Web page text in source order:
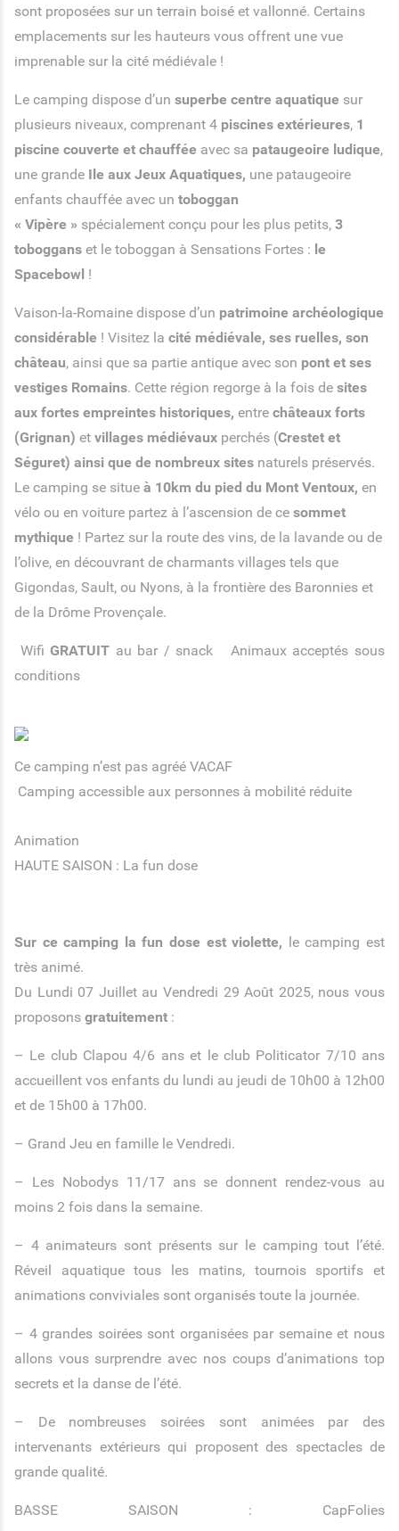
sont proposées sur un terrain boisé et vallonné. Certains
emplacements sur les hauteurs vous offrent une vue
imprenable sur la cité médiévale !
Le camping dispose d’un superbe centre aquatique sur
plusieurs niveaux, comprenant 4 piscines extérieures, 1
piscine couverte et chauffée avec sa pataugeoire ludique,
une grande Ile aux Jeux Aquatiques, une pataugeoire
enfants chauffée avec un toboggan
« Vipère » spécialement conçu pour les plus petits, 3
toboggans et le toboggan à Sensations Fortes : le
Spacebowl !
Vaison-la-Romaine dispose d’un patrimoine archéologique
considérable ! Visitez la cité médiévale, ses ruelles, son
château, ainsi que sa partie antique avec son pont et ses
vestiges Romains. Cette région regorge à la fois de sites
aux fortes empreintes historiques, entre châteaux forts
(Grignan) et villages médiévaux perchés (Crestet et
Séguret) ainsi que de nombreux sites naturels préservés.
Le camping se situe à 10km du pied du Mont Ventoux, en
vélo ou en voiture partez à l’ascension de ce sommet
mythique ! Partez sur la route des vins, de la lavande ou de
l’olive, en découvrant de charmants villages tels que
Gigondas, Sault, ou Nyons, à la frontière des Baronnies et
de la Drôme Provençale.
WifiGRATUIT au bar / snack
Animaux acceptés sous
conditions
Ce camping n’est pas agréé VACAF
Camping accessible aux personnes à mobilité réduite
Animation
HAUTE SAISON : La fun dose
Sur ce camping la fun dose est violette, le camping est
très animé.
Du Lundi 07 Juillet au Vendredi 29 Août 2025, nous vous
proposons gratuitement :
– Le club Clapou 4/6 ans et le club Politicator 7/10 ans
accueillent vos enfants du lundi au jeudi de 10h00 à 12h00
et de 15h00 à 17h00.
– Grand Jeu en famille le Vendredi.
– Les Nobodys 11/17 ans se donnent rendez-vous au
moins 2 fois dans la semaine.
– 4 animateurs sont présents sur le camping tout l’été.
Réveil aquatique tous les matins, tournois sportifs et
animations conviviales sont organisés toute la journée.
– 4 grandes soirées sont organisées par semaine et nous
allons vous surprendre avec nos coups d’animations top
secrets et la danse de l’été.
– De nombreuses soirées sont animées par des
intervenants extérieurs qui proposent des spectacles de
grande qualité.
BASSE SAISON : CapFolies